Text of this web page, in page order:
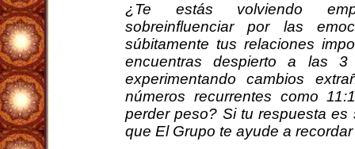
¿Te estás volviendo
sobreinfluenciar por las
súbitamente tus relaciones
encuentras despierto a las
experimentando cambios
números recurrentes como
perder peso? Si tu respuesta
que El Grupo te ayude a